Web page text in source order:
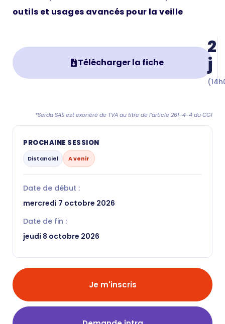
outils et usages avancés pour la veille
Télécharger la fiche
2
j
*Serda SAS est exonéré de TVA au titre de l’article 261-4-4 du CGI
PROCHAINE SESSION
Distanciel A venir
Date de début :
mercredi 7 octobre 2026
Date de fin :
jeudi 8 octobre 2026
Je m'inscris